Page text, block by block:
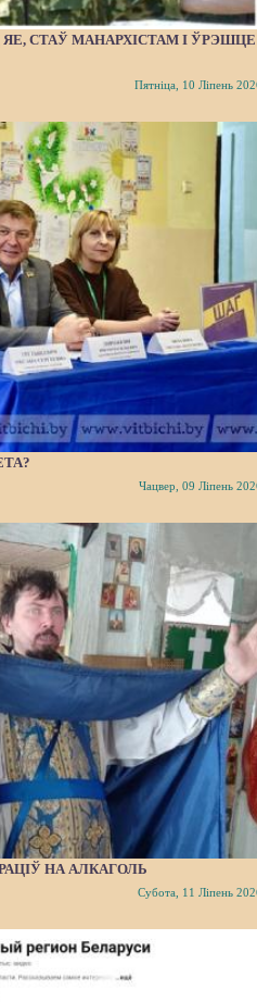
СТАЎ МАНАРХІСТАМ І ЎРЭШЦЕ
Пятніца, 10 Ліпень
Чацвер, 09 Ліпень
НА АЛКАГОЛЬ
Субота, 11 Ліпень